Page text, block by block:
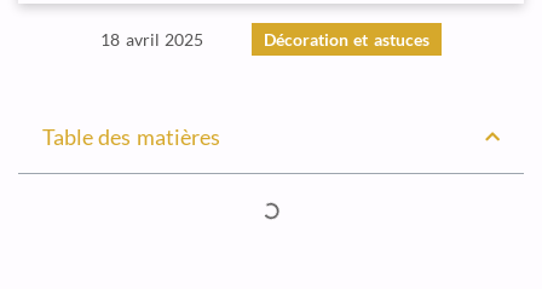
18 avril 2025 Décoration et astuces
Table des matières